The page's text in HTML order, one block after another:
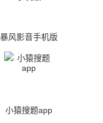
暴风影音手机版
小猿搜题app